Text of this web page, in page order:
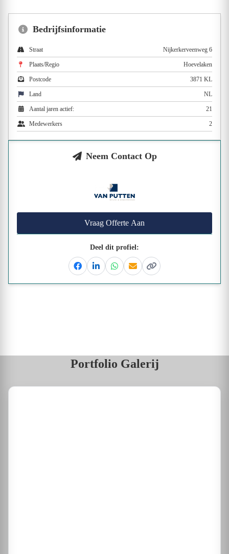
Bedrijfsinformatie
Straat Nijkerkerveenweg 6
Plaats/Regio Hoevelaken
Postcode 3871 KL
Land NL
Aantal jaren actief: 21
Medewerkers 2
Neem Contact Op
Vraag Offerte Aan
Deel dit profiel:
FacebookLinkedinWhatsapp
EmailKopieer link
Portfolio Galerij